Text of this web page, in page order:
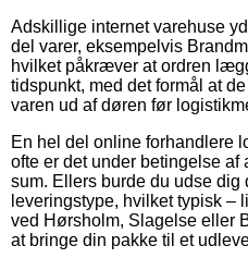
Adskillige internet varehuse
del varer, eksempelvis
hvilket påkræver at ordren
tidspunkt, med det formål at
varen ud af døren før
En hel del online forhandlere
ofte er det under betingelse af
sum. Ellers burde du udse dig
leveringstype, hvilket typisk –
ved Hørsholm, Slagelse eller
at bringe din pakke til et